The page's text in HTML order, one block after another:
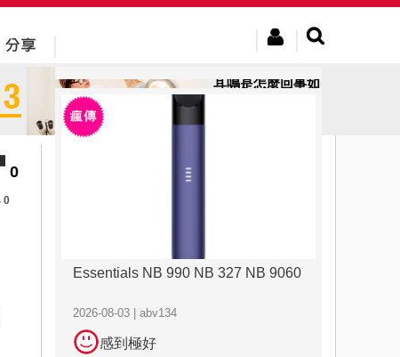
耳鳴是怎麼回事如
0
0
Essentials NB 990 NB 327 NB 9060
2026-08-03 | abv134
感到極好